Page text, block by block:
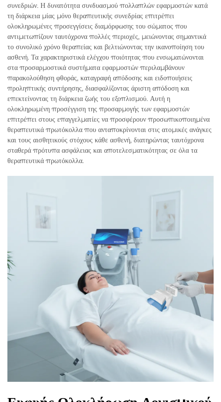
συνεδριών. Η δυνατότητα συνδυασμού πολλαπλών εφαρμοστών κατά
τη διάρκεια μίας μόνο θεραπευτικής συνεδρίας επιτρέπει
ολοκληρωμένες προσεγγίσεις διαμόρφωσης του σώματος που
αντιμετωπίζουν ταυτόχρονα πολλές περιοχές, μειώνοντας σημαντικά
το συνολικό χρόνο θεραπείας και βελτιώνοντας την ικανοποίηση του
ασθενή. Τα χαρακτηριστικά ελέγχου ποιότητας που ενσωματώνονται
στα προσαρμοστικά συστήματα εφαρμοστών περιλαμβάνουν
παρακολούθηση φθοράς, καταγραφή απόδοσης και ειδοποιήσεις
προληπτικής συντήρησης, διασφαλίζοντας άριστη απόδοση και
επεκτείνοντας τη διάρκεια ζωής του εξοπλισμού. Αυτή η
ολοκληρωμένη προσέγγιση της προσαρμογής των εφαρμοστών
επιτρέπει στους επαγγελματίες να προσφέρουν προσωπικοποιημένα
θεραπευτικά πρωτόκολλα που ανταποκρίνονται στις ατομικές ανάγκες
και τους αισθητικούς στόχους κάθε ασθενή, διατηρώντας ταυτόχρονα
σταθερά πρότυπα ασφάλειας και αποτελεσματικότητας σε όλα τα
θεραπευτικά πρωτόκολλα.